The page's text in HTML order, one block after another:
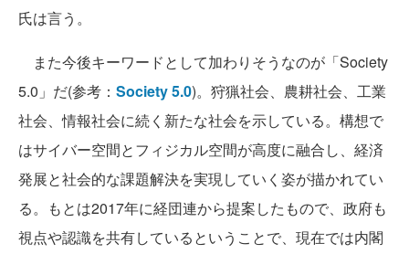
氏は言う。
また今後キーワードとして加わりそうなのが「Society
5.0」だ(参考： Society 5.0)。狩猟社会、農耕社会、工業
社会、情報社会に続く新たな社会を示している。構想で
はサイバー空間とフィジカル空間が高度に融合し、経済
発展と社会的な課題解決を実現していく姿が描かれてい
る。もとは2017年に経団連から提案したもので、政府も
視点や認識を共有しているということで、現在では内閣